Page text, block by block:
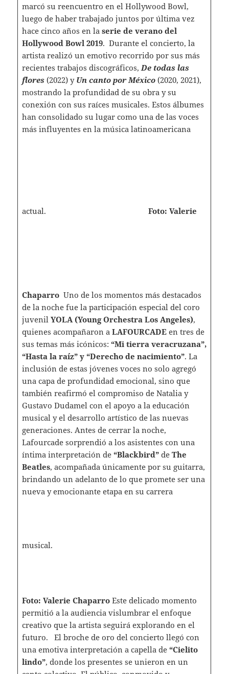
marcó su reencuentro en el Hollywood Bowl,
luego de haber trabajado juntos por última vez
hace cinco años en la serie de verano del
Hollywood Bowl 2019. Durante el concierto, la
artista realizó un emotivo recorrido por sus más
recientes trabajos discográficos,De todas las
flores(2022) y Un canto por México (2020, 2021),
mostrando la profundidad de su obra y su
conexión con sus raíces musicales. Estos álbumes
han consolidado su lugar como una de las voces
más influyentes en la música latinoamericana
actual. Foto: Valerie
ChaparroUno de los momentos más destacados
de la noche fue la participación especial del coro
juvenil YOLA (Young Orchestra Los Angeles),
quienes acompañaron a LAFOURCADEen tres de
sus temas más icónicos: “Mi tierra veracruzana”,
“Hasta la raíz” y “Derecho de nacimiento”. La
inclusión de estas jóvenes voces no solo agregó
una capa de profundidad emocional, sino que
también reafirmó el compromiso de Natalia y
Gustavo Dudamel con el apoyo a la educación
musical y el desarrollo artístico de las nuevas
generaciones. Antes de cerrar la noche,
Lafourcade sorprendió a los asistentes con una
íntima interpretación de “Blackbird”de The
Beatles, acompañada únicamente por su guitarra,
brindando un adelanto de lo que promete ser una
nueva y emocionante etapa en su carrera
musical.
Foto: Valerie ChaparroEste delicado momento
permitió a la audiencia vislumbrar el enfoque
creativo que la artista seguirá explorando en el
futuro. El broche de oro del concierto llegó con
una emotiva interpretación a capella de “Cielito
lindo”, donde los presentes se unieron en un